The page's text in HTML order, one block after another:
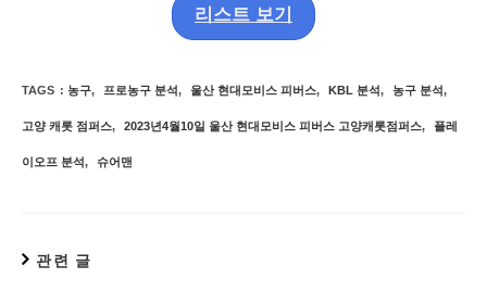
리스트 보기
TAGS : 농구, 프로농구 분석, 울산 현대모비스 피버스, KBL 분석, 농구 분석,
고양 캐롯 점퍼스, 2023년4월10일 울산 현대모비스 피버스 고양캐롯점퍼스, 플레
이오프 분석, 슈어맨
관련 글